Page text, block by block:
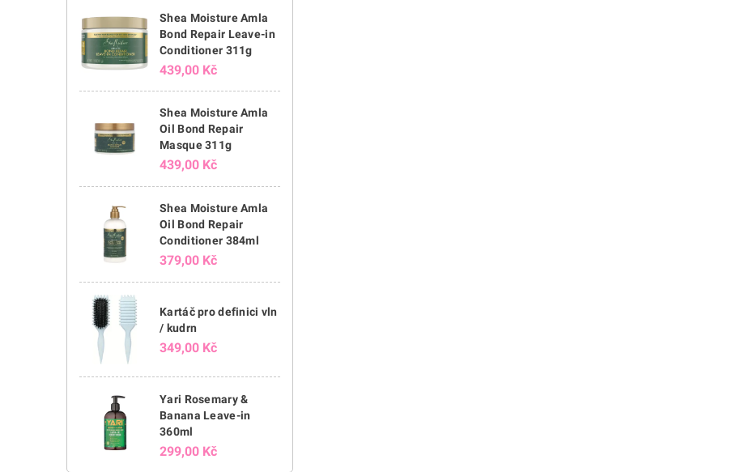
Shea Moisture Amla
Bond Repair Leave-in
Conditioner 311g
439,00 Kč
Shea Moisture Amla
Oil Bond Repair
Masque 311g
439,00 Kč
Shea Moisture Amla
Oil Bond Repair
Conditioner 384ml
379,00 Kč
Kartáč pro definici vln
/ kudrn
349,00 Kč
Yari Rosemary &
Banana Leave-in
360ml
299,00 Kč